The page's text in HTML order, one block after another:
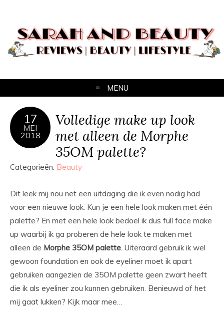
MENU
17
MEI
2018
Volledige make up look
met alleen de Morphe
35OM palette?
Categorieën: Beauty
Dit leek mij nou net een uitdaging die ik even nodig had
voor een nieuwe look. Kun je een hele look maken met één
palette? En met een hele look bedoel ik dus full face make
up waarbij ik ga proberen de hele look te maken met
alleen de Morphe 35OM palette. Uiteraard gebruik ik wel
gewoon foundation en ook de eyeliner moet ik apart
gebruiken aangezien de 35OM palette geen zwart heeft
die ik als eyeliner zou kunnen gebruiken. Benieuwd of het
mij gaat lukken? Kijk maar mee…